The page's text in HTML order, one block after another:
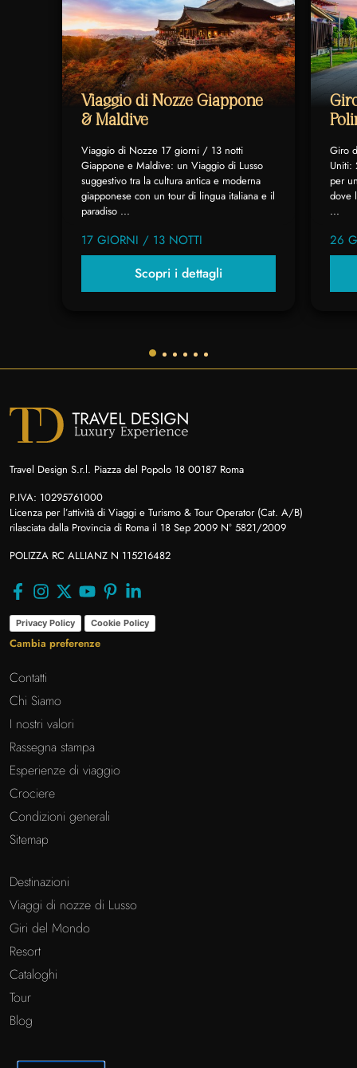
Viaggio di Nozze Giappone
& Maldive
Viaggio di Nozze 17 giorni / 13 notti
Giappone e Maldive: un Viaggio di Lusso
suggestivo tra la cultura antica e moderna
giapponese con un tour di lingua italiana e il
paradiso ...
17 GIORNI / 13 NOTTI
Scopri i dettagli
Giro
Uniti:
per
dove
...
26
Travel Design S.r.l. Piazza del Popolo 18 00187 Roma
P.IVA: 10295761000
Licenza per l’attività di Viaggi e Turismo & Tour Operator (Cat. A/B)
rilasciata dalla Provincia di Roma il 18 Sep 2009 N° 5821/2009
POLIZZA RC ALLIANZ N 115216482
Privacy Policy Cookie Policy
Cambia preferenze
Contatti
Chi Siamo
I nostri valori
Rassegna stampa
Esperienze di viaggio
Crociere
Condizioni generali
Sitemap
Destinazioni
Viaggi di nozze di Lusso
Giri del Mondo
Resort
Cataloghi
Tour
Blog